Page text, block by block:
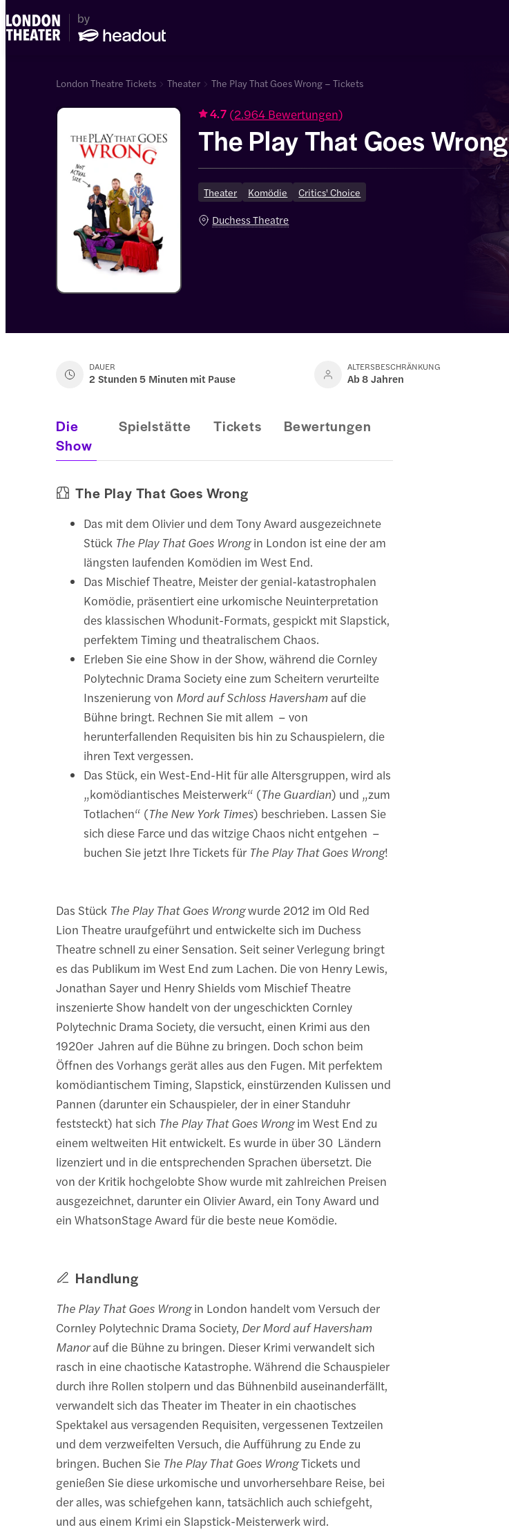
London Theatre Tickets Theater The Play That Goes Wrong – Tickets
4.7 (2.964 Bewertungen)
The Play That Goes Wrong
Theater Komödie Critics' Choice
Duchess Theatre
DAUER
2 Stunden 5 Minuten mit Pause
ALTERSBESCHRÄNKUNG
Ab 8 Jahren
Die
Show
Spielstätte Tickets Bewertungen
The Play That Goes Wrong
Das mit dem Olivier und dem Tony Award ausgezeichnete
Stück The Play That Goes Wrongin London ist eine der am
längsten laufenden Komödien im West End.
Das Mischief Theatre, Meister der genial-katastrophalen
Komödie, präsentiert eine urkomische Neuinterpretation
des klassischen Whodunit-Formats, gespickt mit Slapstick,
perfektem Timing und theatralischem Chaos.
Erleben Sie eine Show in der Show, während die Cornley
Polytechnic Drama Society eine zum Scheitern verurteilte
Inszenierung von Mord auf Schloss Havershamauf die
Bühne bringt. Rechnen Sie mit allem – von
herunterfallenden Requisiten bis hin zu Schauspielern, die
ihren Text vergessen.
Das Stück, ein West-End-Hit für alle Altersgruppen, wird als
„komödiantisches Meisterwerk“ (The Guardian) und „zum
Totlachen“ (The New York Times) beschrieben. Lassen Sie
sich diese Farce und das witzige Chaos nicht entgehen –
buchen Sie jetzt Ihre Tickets für The Play That Goes Wrong!
Das Stück The Play That Goes Wrongwurde 2012 im Old Red
Lion Theatre uraufgeführt und entwickelte sich im Duchess
Theatre schnell zu einer Sensation. Seit seiner Verlegung bringt
es das Publikum im West End zum Lachen. Die von Henry Lewis,
Jonathan Sayer und Henry Shields vom Mischief Theatre
inszenierte Show handelt von der ungeschickten Cornley
Polytechnic Drama Society, die versucht, einen Krimi aus den
1920er Jahren auf die Bühne zu bringen. Doch schon beim
Öffnen des Vorhangs gerät alles aus den Fugen. Mit perfektem
komödiantischem Timing, Slapstick, einstürzenden Kulissen und
Pannen (darunter ein Schauspieler, der in einer Standuhr
feststeckt) hat sich The Play That Goes Wrongim West End zu
einem weltweiten Hit entwickelt. Es wurde in über 30 Ländern
lizenziert und in die entsprechenden Sprachen übersetzt. Die
von der Kritik hochgelobte Show wurde mit zahlreichen Preisen
ausgezeichnet, darunter ein Olivier Award, ein Tony Award und
ein WhatsonStage Award für die beste neue Komödie.
Handlung
The Play That Goes Wrongin London handelt vom Versuch der
Cornley Polytechnic Drama Society, Der Mord auf Haversham
Manorauf die Bühne zu bringen. Dieser Krimi verwandelt sich
rasch in eine chaotische Katastrophe. Während die Schauspieler
durch ihre Rollen stolpern und das Bühnenbild auseinanderfällt,
verwandelt sich das Theater im Theater in ein chaotisches
Spektakel aus versagenden Requisiten, vergessenen Textzeilen
und dem verzweifelten Versuch, die Aufführung zu Ende zu
bringen. Buchen Sie The Play That Goes WrongTickets und
genießen Sie diese urkomische und unvorhersehbare Reise, bei
der alles, was schiefgehen kann, tatsächlich auch schiefgeht,
und aus einem Krimi ein Slapstick-Meisterwerk wird.